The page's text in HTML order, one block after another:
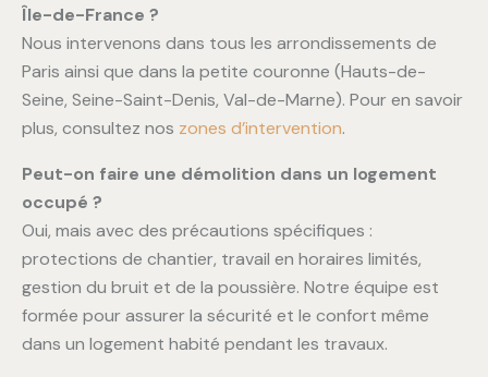
Île-de-France ?
Nous intervenons dans tous les arrondissements de
Paris ainsi que dans la petite couronne (Hauts-de-
Seine, Seine-Saint-Denis, Val-de-Marne). Pour en savoir
plus, consultez nos zones d’intervention.
Peut-on faire une démolition dans un logement
occupé ?
Oui, mais avec des précautions spécifiques :
protections de chantier, travail en horaires limités,
gestion du bruit et de la poussière. Notre équipe est
formée pour assurer la sécurité et le confort même
dans un logement habité pendant les travaux.